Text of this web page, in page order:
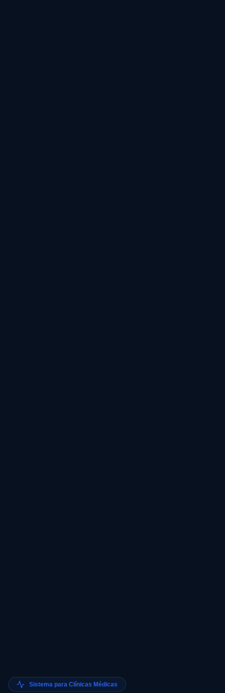
Sistema para Clínicas Médicas